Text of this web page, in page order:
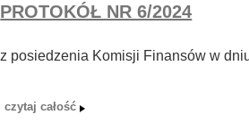
PROTOKÓŁ NR 6/2024
z posiedzenia Komisji Finansów w